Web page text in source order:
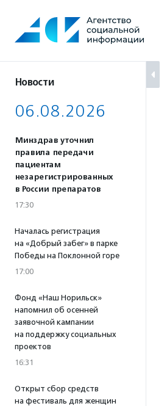
содержанию
Новости
06.08.2026
Минздрав уточнил
правила передачи
пациентам
незарегистрированных
в России препаратов
17:30
Началась регистрация
на «Добрый забег» в парке
Победы на Поклонной горе
17:00
Фонд «Наш Норильск»
напомнил об осенней
заявочной кампании
на поддержку социальных
проектов
16:31
Открыт сбор средств
на фестиваль для женщин